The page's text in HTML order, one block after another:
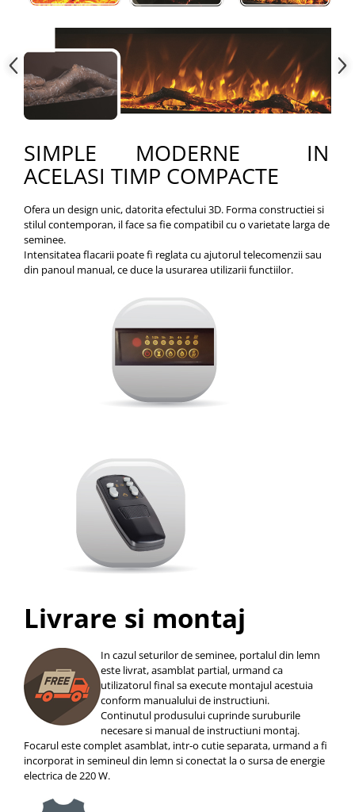
SIMPLE MODERNE IN
ACELASI TIMP COMPACTE
Ofera un design unic, datorita efectului 3D. Forma constructiei si
stilul contemporan, il face sa fie compatibil cu o varietate larga de
seminee.
Intensitatea flacarii poate fi reglata cu ajutorul telecomenzii sau
din panoul manual, ce duce la usurarea utilizarii functiilor.
Livrare si montaj
In cazul seturilor de seminee, portalul din lemn
este livrat, asamblat partial, urmand ca
utilizatorul final sa execute montajul acestuia
conform manualului de instructiuni.
Continutul produsului cuprinde suruburile
necesare si manual de instructiuni montaj.
Focarul este complet asamblat, intr-o cutie separata, urmand a fi
incorporat in semineul din lemn si conectat la o sursa de energie
electrica de 220 W.